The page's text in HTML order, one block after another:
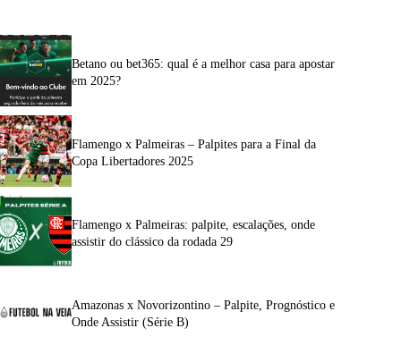
Betano ou bet365: qual é a melhor casa para apostar
em 2025?
Flamengo x Palmeiras – Palpites para a Final da
Copa Libertadores 2025
Flamengo x Palmeiras: palpite, escalações, onde
assistir do clássico da rodada 29
Amazonas x Novorizontino – Palpite, Prognóstico e
Onde Assistir (Série B)